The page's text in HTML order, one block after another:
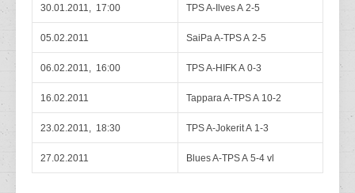
30.01.2011, 17:00 TPS A-Ilves A 2-5
05.02.2011 SaiPa A-TPS A 2-5
06.02.2011, 16:00 TPS A-HIFK A 0-3
16.02.2011 Tappara A-TPS A 10-2
23.02.2011, 18:30 TPS A-Jokerit A 1-3
27.02.2011 Blues A-TPS A 5-4 vl